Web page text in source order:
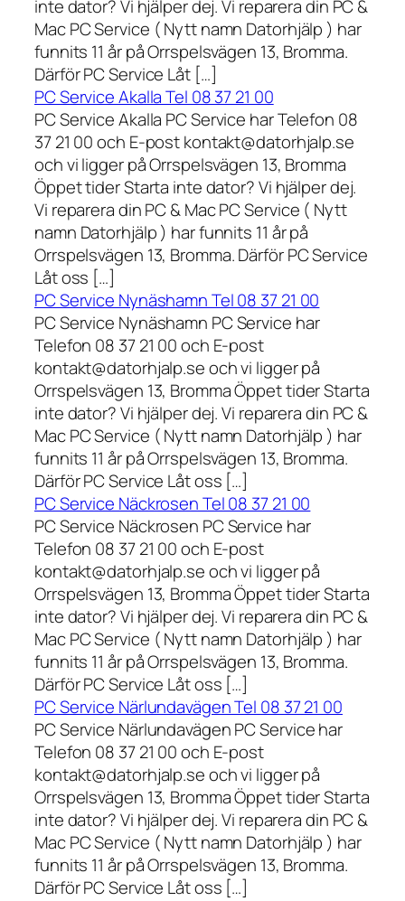
inte dator? Vi hjälper dej. Vi reparera din PC &
Mac PC Service ( Nytt namn Datorhjälp ) har
funnits 11 år på Orrspelsvägen 13, Bromma.
Därför PC Service Låt […]
PC Service Akalla Tel 08 37 21 00
PC Service Akalla PC Service har Telefon 08
37 21 00 och E-post kontakt@datorhjalp.se
och vi ligger på Orrspelsvägen 13, Bromma
Öppet tider Starta inte dator? Vi hjälper dej.
Vi reparera din PC & Mac PC Service ( Nytt
namn Datorhjälp ) har funnits 11 år på
Orrspelsvägen 13, Bromma. Därför PC Service
Låt oss […]
PC Service Nynäshamn Tel 08 37 21 00
PC Service Nynäshamn PC Service har
Telefon 08 37 21 00 och E-post
kontakt@datorhjalp.se och vi ligger på
Orrspelsvägen 13, Bromma Öppet tider Starta
inte dator? Vi hjälper dej. Vi reparera din PC &
Mac PC Service ( Nytt namn Datorhjälp ) har
funnits 11 år på Orrspelsvägen 13, Bromma.
Därför PC Service Låt oss […]
PC Service Näckrosen Tel 08 37 21 00
PC Service Näckrosen PC Service har
Telefon 08 37 21 00 och E-post
kontakt@datorhjalp.se och vi ligger på
Orrspelsvägen 13, Bromma Öppet tider Starta
inte dator? Vi hjälper dej. Vi reparera din PC &
Mac PC Service ( Nytt namn Datorhjälp ) har
funnits 11 år på Orrspelsvägen 13, Bromma.
Därför PC Service Låt oss […]
PC Service Närlundavägen Tel 08 37 21 00
PC Service Närlundavägen PC Service har
Telefon 08 37 21 00 och E-post
kontakt@datorhjalp.se och vi ligger på
Orrspelsvägen 13, Bromma Öppet tider Starta
inte dator? Vi hjälper dej. Vi reparera din PC &
Mac PC Service ( Nytt namn Datorhjälp ) har
funnits 11 år på Orrspelsvägen 13, Bromma.
Därför PC Service Låt oss […]